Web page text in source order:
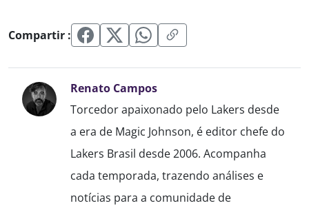
Compartir :
Renato Campos
Torcedor apaixonado pelo Lakers desde
a era de Magic Johnson, é editor chefe do
Lakers Brasil desde 2006. Acompanha
cada temporada, trazendo análises e
notícias para a comunidade de